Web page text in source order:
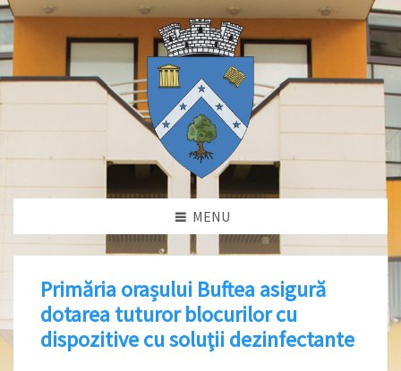
MENU
Primăria orașului Buftea asigură
dotarea tuturor blocurilor cu
dispozitive cu soluţii dezinfectante